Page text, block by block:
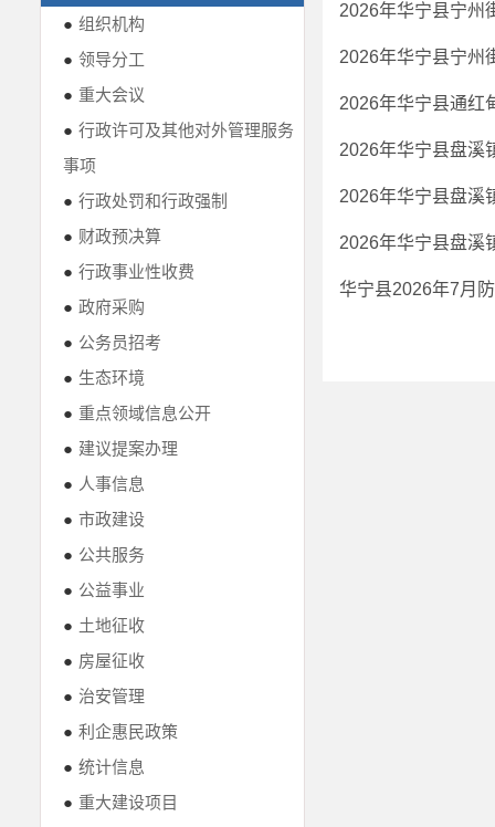
● 组织机构
● 领导分工
● 重大会议
● 行政许可及其他对外管理服务
事项
● 行政处罚和行政强制
● 财政预决算
● 行政事业性收费
● 政府采购
● 公务员招考
● 生态环境
● 重点领域信息公开
● 建议提案办理
● 人事信息
● 市政建设
● 公共服务
● 公益事业
● 土地征收
● 房屋征收
● 治安管理
● 利企惠民政策
● 统计信息
● 重大建设项目
2026年华宁县宁州
华宁县2026年7月